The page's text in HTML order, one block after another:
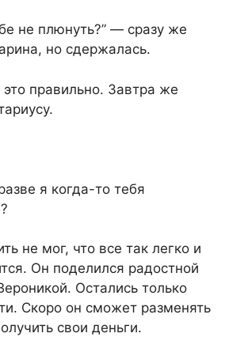
не плюнуть?” — сразу же
но сдержалась.
правильно. Завтра же
я когда-то тебя
не мог, что все так легко и
Он поделился радостной
Остались только
Скоро он сможет разменять
свои деньги.